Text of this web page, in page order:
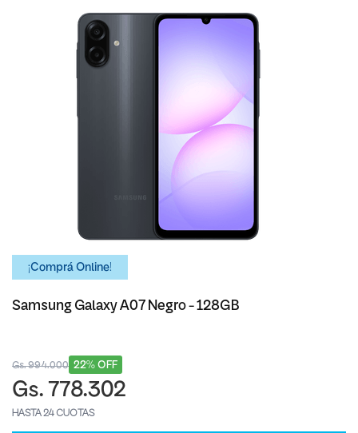
¡Comprá Online!
Samsung Galaxy A07 Negro - 128GB
22% OFF
Gs. 994.000
Gs. 778.302
HASTA 24 CUOTAS